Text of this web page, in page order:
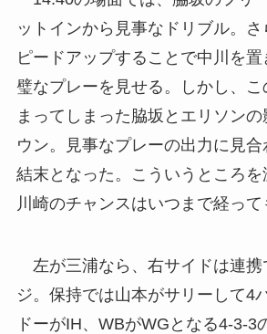
ットインから見事なドリブル。
ピードアップすることで中川を
璧なプレーを見せる。しかし、こ
まってしまった脇坂とエリソン
ウン。見事なプレーの出力に見
結末となった。こういうところを
川崎のチャンスはいつまで経って
左が三浦なら、右サイドは連携
ジ。保持では山本がサリーして4
ドーがIH、WBがWGとなる4-3-3